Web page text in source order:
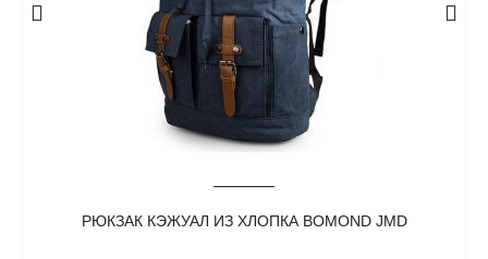
РЮКЗАК КЭЖУАЛ ИЗ ХЛОПКА BOMOND JMD